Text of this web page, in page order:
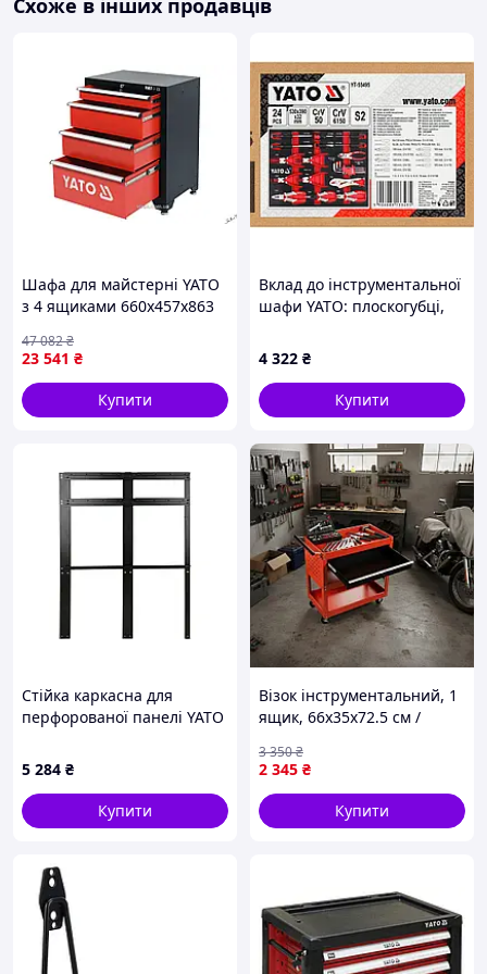
Схоже в інших продавців
Шафа для майстерні YATO
з 4 ящиками 660x457x863
зберігання інструментів і
матеріалів
23 541 ₴
47 082₴
Купити
Вклад до інструментальної
шафи YATO: плоскогубці,
викрутки, 530х 390х 32 мм,
24 ел
4 322 ₴
Купити
Стійка каркасна для
перфорованої панелі YATO
мм [1]
5 284 ₴
Купити
Візок інструментальний, 1
ящик, 66х35х72.5 см /
Інструментальний візок
KD366
2 345 ₴
3 350₴
Купити